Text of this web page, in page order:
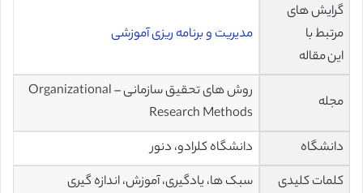
گرایش های
مرتبط با
این مقاله
مدیریت و برنامه ریزی آموزشی
مجله
روش های تحقیق سازمانی – Organizational
Research Methods
دانشگاه
دانشگاه کلرادو، دنور
کلمات کلیدی
سبک ها، یادگیری، آموزش، اندازه گیری